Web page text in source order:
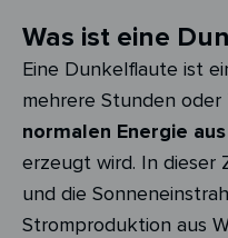
Was ist eine
Eine Dunkelflaute ist
mehrere Stunden oder
normalen Energie
erzeugt wird. In dieser
und die
Stromproduktion aus